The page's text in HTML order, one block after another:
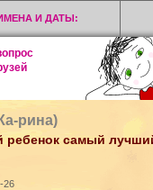
И ДАТЫ:
рина)
самый
26